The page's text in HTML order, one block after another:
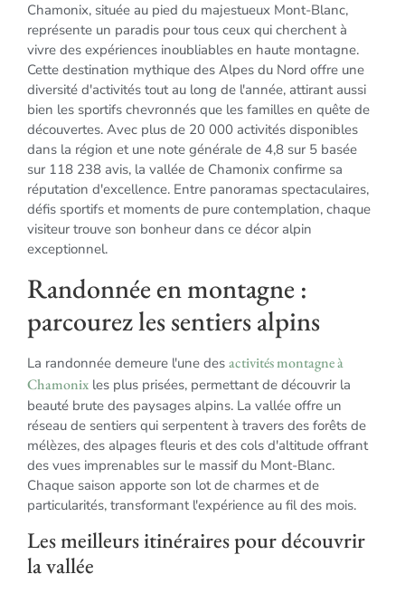
Chamonix, située au pied du majestueux Mont-Blanc,
représente un paradis pour tous ceux qui cherchent à
vivre des expériences inoubliables en haute montagne.
Cette destination mythique des Alpes du Nord offre une
diversité d'activités tout au long de l'année, attirant aussi
bien les sportifs chevronnés que les familles en quête de
découvertes. Avec plus de 20 000 activités disponibles
dans la région et une note générale de 4,8 sur 5 basée
sur 118 238 avis, la vallée de Chamonix confirme sa
réputation d'excellence. Entre panoramas spectaculaires,
défis sportifs et moments de pure contemplation, chaque
visiteur trouve son bonheur dans ce décor alpin
exceptionnel.
Randonnée en montagne :
parcourez les sentiers alpins
La randonnée demeure l'une des activités montagne à
Chamonix les plus prisées, permettant de découvrir la
beauté brute des paysages alpins. La vallée offre un
réseau de sentiers qui serpentent à travers des forêts de
mélèzes, des alpages fleuris et des cols d'altitude offrant
des vues imprenables sur le massif du Mont-Blanc.
Chaque saison apporte son lot de charmes et de
particularités, transformant l'expérience au fil des mois.
Les meilleurs itinéraires pour découvrir
la vallée